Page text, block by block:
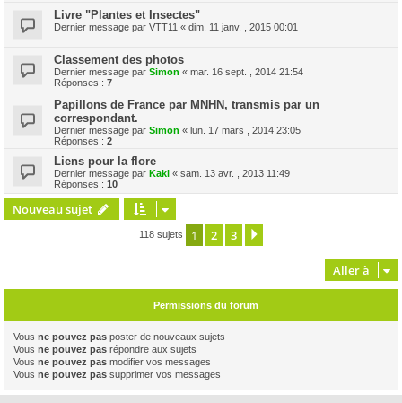
Livre "Plantes et Insectes"
Dernier message par VTT11 « dim. 11 janv. , 2015 00:01
Classement des photos
Dernier message par Simon « mar. 16 sept. , 2014 21:54
Réponses : 7
Papillons de France par MNHN, transmis par un
correspondant.
Dernier message par Simon « lun. 17 mars , 2014 23:05
Réponses : 2
Liens pour la flore
Dernier message par Kaki « sam. 13 avr. , 2013 11:49
Réponses : 10
Nouveau sujet
118 sujets 1 2 3
Aller à
Permissions du forum
Vous ne pouvez pas poster de nouveaux sujets
Vous ne pouvez pas répondre aux sujets
Vous ne pouvez pas modifier vos messages
Vous ne pouvez pas supprimer vos messages